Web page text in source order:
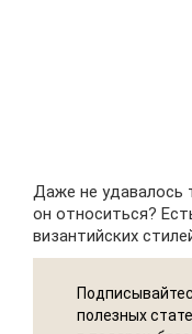
Даже не удавалось
он относиться?
византийских
полезных